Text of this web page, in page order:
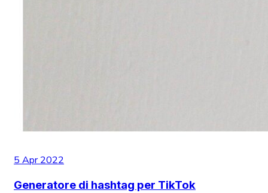
5 Apr 2022
Generatore di hashtag per TikTok